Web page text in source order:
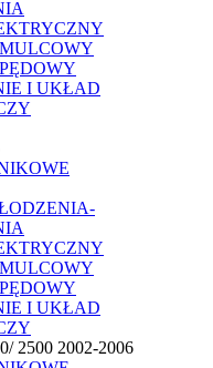
I UKŁAD
I UKŁAD
2500 2002-2006